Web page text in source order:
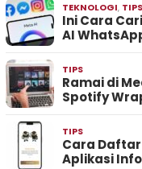
TEKNOLOGI, TIPS
Ini Cara
AI
TIPS
Ramai di
Spotify
TIPS
Cara
Aplikasi